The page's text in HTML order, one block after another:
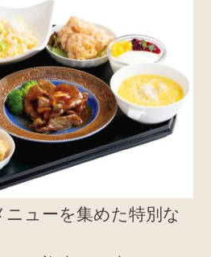
ニューを集めた特別な